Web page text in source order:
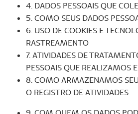
4. DADOS PESSOAIS QUE
5. COMO SEUS DADOS
6. USO DE COOKIES E
RASTREAMENTO
7. ATIVIDADES DE
PESSOAIS QUE REALIZAMOS
8. COMO ARMAZENAMOS
O REGISTRO DE ATIVIDADES